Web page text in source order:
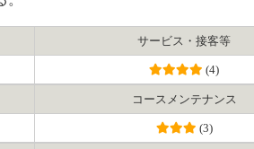
サービス・接客等
(4)
コース メンテナンス
(3)